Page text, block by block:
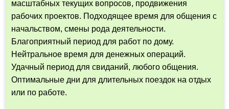
масштабных текущих вопросов, продвижения
рабочих проектов. Подходящее время для общения с
начальством, смены рода деятельности.
Благоприятный период для работ по дому.
Нейтральное время для денежных операций.
Удачный период для свиданий, любого общения.
Оптимальные дни для длительных поездок на отдых
или по работе.